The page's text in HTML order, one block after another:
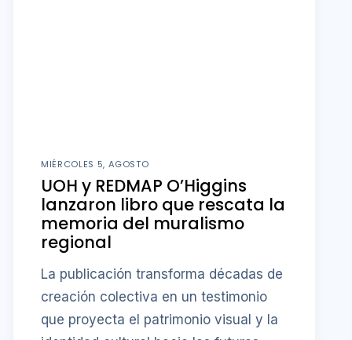
MIÉRCOLES 5, AGOSTO
UOH y REDMAP O’Higgins
lanzaron libro que rescata la
memoria del muralismo
regional
La publicación transforma décadas de
creación colectiva en un testimonio
que proyecta el patrimonio visual y la